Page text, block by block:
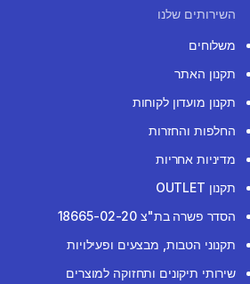
השירותים שלנו
משלוחים
תקנון האתר
תקנון מועדון לקוחות
החלפות והחזרות
מדיניות אחריות
תקנון OUTLET
הסדר פשרה בת"צ 18665-02-20
תקנוני הטבות, מבצעים ופעילויות
שירותי תיקונים ותחזוקה למוצרים